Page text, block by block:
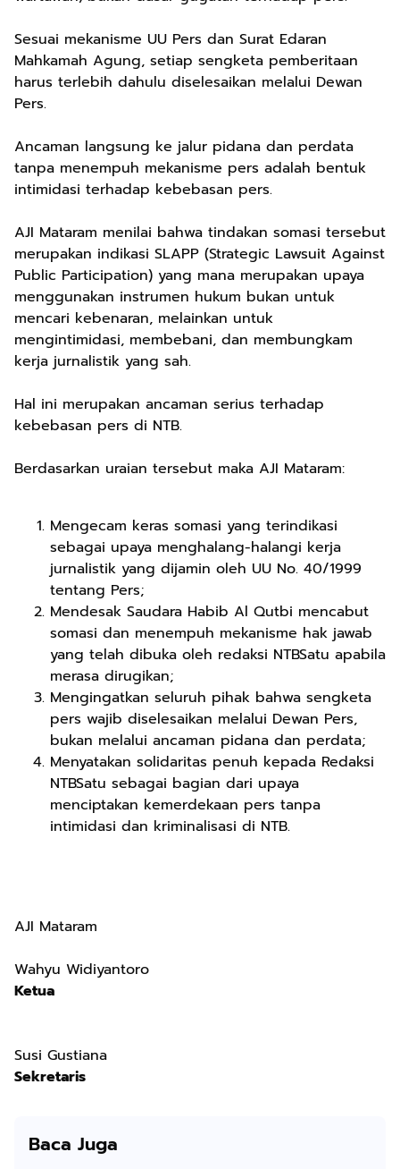
Sesuai mekanisme UU Pers dan Surat Edaran
Mahkamah Agung, setiap sengketa pemberitaan
harus terlebih dahulu diselesaikan melalui Dewan
Pers.
Ancaman langsung ke jalur pidana dan perdata
tanpa menempuh mekanisme pers adalah bentuk
intimidasi terhadap kebebasan pers.
AJI Mataram menilai bahwa tindakan somasi tersebut
merupakan indikasi SLAPP (Strategic Lawsuit Against
Public Participation) yang mana merupakan upaya
menggunakan instrumen hukum bukan untuk
mencari kebenaran, melainkan untuk
mengintimidasi, membebani, dan membungkam
kerja jurnalistik yang sah.
Hal ini merupakan ancaman serius terhadap
kebebasan pers di NTB.
Berdasarkan uraian tersebut maka AJI Mataram:
Mengecam keras somasi yang terindikasi
sebagai upaya menghalang-halangi kerja
jurnalistik yang dijamin oleh UU No. 40/1999
tentang Pers;
Mendesak Saudara Habib Al Qutbi mencabut
somasi dan menempuh mekanisme hak jawab
yang telah dibuka oleh redaksi NTBSatu apabila
merasa dirugikan;
Mengingatkan seluruh pihak bahwa sengketa
pers wajib diselesaikan melalui Dewan Pers,
bukan melalui ancaman pidana dan perdata;
Menyatakan solidaritas penuh kepada Redaksi
NTBSatu sebagai bagian dari upaya
menciptakan kemerdekaan pers tanpa
intimidasi dan kriminalisasi di NTB.
AJI Mataram
Wahyu Widiyantoro
Ketua
Susi Gustiana
Sekretaris
Baca Juga